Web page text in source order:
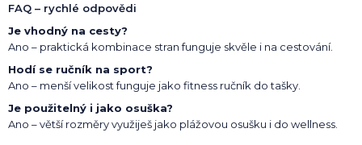
FAQ – rychlé odpovědi
Je vhodný na cesty?
Ano – praktická kombinace stran funguje skvěle i na cestování.
Hodí se ručník na sport?
Ano – menší velikost funguje jako fitness ručník do tašky.
Je použitelný i jako osuška?
Ano – větší rozměry využiješ jako plážovou osušku i do wellness.